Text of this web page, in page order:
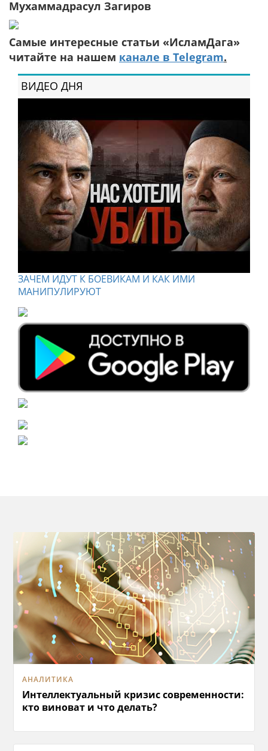
Мухаммадрасул Загиров
Самые интересные статьи «ИсламДага»
читайте на нашем канале в Telegram.
ВИДЕО ДНЯ
ЗАЧЕМ ИДУТ К БОЕВИКАМ И КАК ИМИ
МАНИПУЛИРУЮТ
АНАЛИТИКА
Интеллектуальный кризис современности:
кто виноват и что делать?